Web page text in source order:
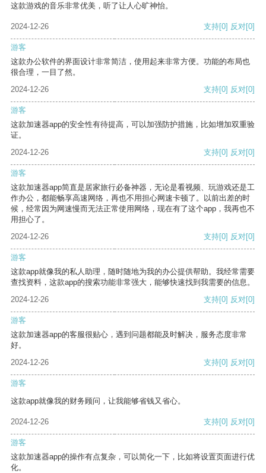
这款游戏的音乐非常优美，听了让人心旷神怡。
2024-12-26 支持[0] 反对[0]
游客
这款办公软件的界面设计非常简洁，使用起来非常方便。功能的布局也
很合理，一目了然。
2024-12-26
支持[0] 反对[0]
游客
这款加速器app的安全性有待提高，可以加强防护措施，比如增加双重验
证。
2024-12-26
支持[0] 反对[0]
游客
这款加速器app简直是居家旅行必备神器，无论是看视频、玩游戏还是工
作办公，都能畅享高速网络，再也不用担心网速卡顿了。以前出差的时
候，经常因为网速慢而无法正常使用网络，现在有了这个app，我再也不
用担心了。
2024-12-26
支持[0] 反对[0]
游客
这款app就像我的私人助理，随时随地为我的办公提供帮助。我经常需要
查找资料，这款app的搜索功能非常强大，能够快速找到我需要的信息。
2024-12-26
支持[0] 反对[0]
游客
这款加速器app的客服很贴心，遇到问题都能及时解决，服务态度非常
好。
2024-12-26
支持[0] 反对[0]
游客
这款app就像我的财务顾问，让我能够省钱又省心。
2024-12-26 支持[0] 反对[0]
游客
这款加速器app的操作有点复杂，可以简化一下，比如将设置页面进行优
化。